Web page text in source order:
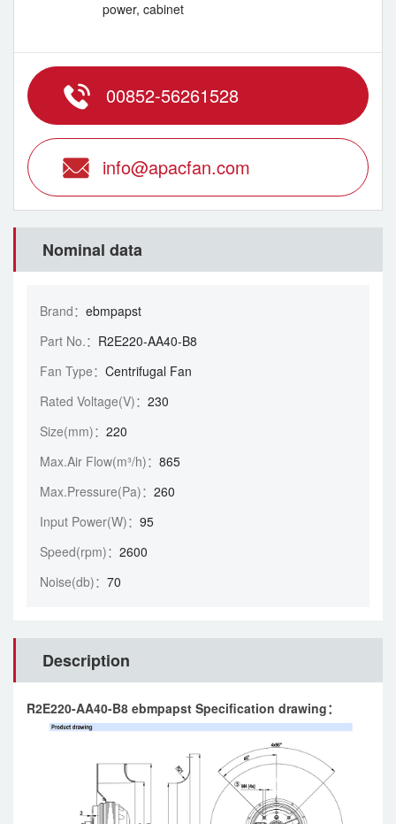
power, cabinet
00852-56261528
info@apacfan.com
Nominal data
Brand： ebmpapst
Part No.： R2E220-AA40-B8
Fan Type： Centrifugal Fan
Rated Voltage(V)： 230
Size(mm)： 220
Max.Air Flow(m³/h)： 865
Max.Pressure(Pa)： 260
Input Power(W)： 95
Speed(rpm)： 2600
Noise(db)： 70
Description
R2E220-AA40-B8 ebmpapst Specification drawing：